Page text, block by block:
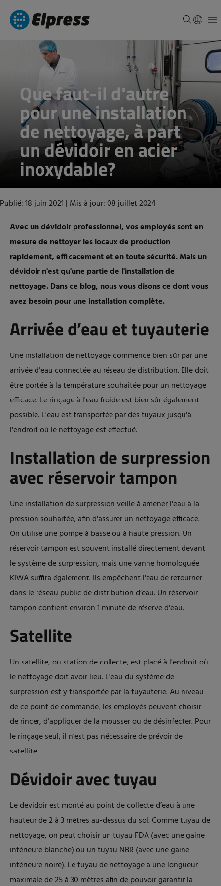
Que faut-il d'autre
pour une installation
de nettoyage, à part
un dévidoir en acier
inoxydable?
Publié: 18 juin 2021 | Mis à jour: 08 juillet 2024
Avec un dévidoir professionnel, vos employés sont en
mesure de nettoyer les locaux de production
rapidement, efficacement et en toute sécurité. Mais un
dévidoir n'est qu'une partie de l'installation de
nettoyage. Dans ce blog, nous vous disons ce dont vous
avez besoin pour une installation complète.
Arrivée d’eau et tuyauterie
Une installation de nettoyage commence bien sûr par une
arrivée d’eau connectée au réseau de distribution. Elle doit
être portée à la température souhaitée pour un nettoyage
efficace. Le rinçage à l'eau froide est bien sûr également
possible. L'eau est transportée par des tuyaux jusqu'à
l'endroit où le nettoyage est effectué.
Installation de surpression
avec réservoir tampon
Une installation de surpression veille à amener l'eau à la
pression souhaitée, afin d'assurer un nettoyage efficace.
On utilise une pompe à basse ou à haute pression. Un
réservoir tampon est souvent installé directement devant
le système de surpression, mais une vanne homologuée
KIWA suffira également. Ils empêchent l'eau de retourner
dans le réseau public de distribution d’eau. Un réservoir
tampon contient environ 1 minute de réserve d'eau.
Satellite
Un satellite, ou station de collecte, est placé à l'endroit où
le nettoyage doit avoir lieu. L'eau du système de
surpression est y transportée par la tuyauterie. Au niveau
de ce point de commande, les employés peuvent choisir
de rincer, d’appliquer de la mousser ou de désinfecter. Pour
le rinçage seul, il n’est pas nécessaire de prévoir de
satellite.
Dévidoir avec tuyau
Le devidoir est monté au point de collecte d’eau à une
hauteur de 2 à 3 mètres au-dessus du sol. Comme tuyau de
nettoyage, on peut choisir un tuyau FDA (avec une gaine
intérieure blanche) ou un tuyau NBR (avec une gaine
intérieure noire). Le tuyau de nettoyage a une longueur
maximale de 25 à 30 mètres afin de pouvoir garantir la